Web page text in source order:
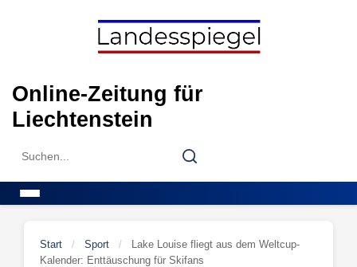
Online-Zeitung für
Liechtenstein
Search
Search
Start / Sport /
Lake Louise fliegt aus dem Weltcup-
Kalender: Enttäuschung für Skifans